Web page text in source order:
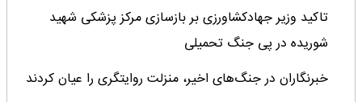
تاکید وزیر جهادکشاورزی بر بازسازی مرکز پزشکی شهید
شوریده در پی جنگ تحمیلی
خبرنگاران در جنگ‌های اخیر، منزلت روایتگری را عیان کردند